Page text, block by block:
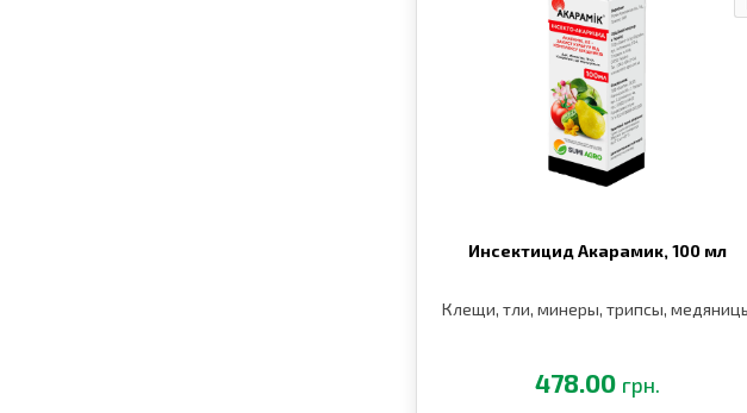
Инсектицид Акарамик, 100 мл
Клещи, тли, минеры, трипсы,
478.00 грн.